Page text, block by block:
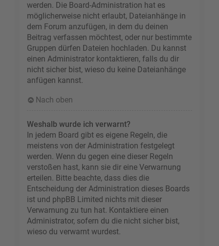
werden. Die Board-Administration hat es
möglicherweise nicht erlaubt, Dateianhänge in
dem Forum anzufügen, in dem du deinen
Beitrag verfassen möchtest, oder nur bestimmte
Gruppen dürfen Dateien hochladen. Du kannst
einen Administrator kontaktieren, falls du dir
nicht sicher bist, wieso du keine Dateianhänge
anfügen kannst.
Nach oben
Weshalb wurde ich verwarnt?
In jedem Board gibt es eigene Regeln, die
meistens von der Administration festgelegt
werden. Wenn du gegen eine dieser Regeln
verstoßen hast, kann sie dir eine Verwarnung
erteilen. Bitte beachte, dass dies die
Entscheidung der Administration dieses Boards
ist und phpBB Limited nichts mit dieser
Verwarnung zu tun hat. Kontaktiere einen
Administrator, sofern du die nicht sicher bist,
wieso du verwarnt wurdest.